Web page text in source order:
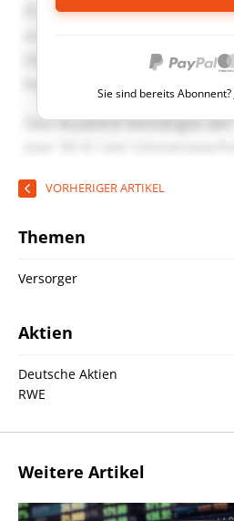
Sie sind bereits Abonnent?
VORHERIGER ARTIKEL
Themen
Versorger
Aktien
Deutsche Aktien
RWE
Weitere Artikel